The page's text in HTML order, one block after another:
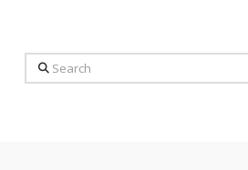
Search